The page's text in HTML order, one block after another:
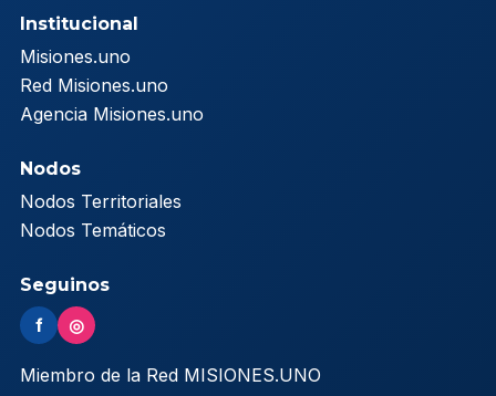
Institucional
Misiones.uno
Red Misiones.uno
Agencia Misiones.uno
Nodos
Nodos Territoriales
Nodos Temáticos
Seguinos
f ◎
Miembro de la Red MISIONES.UNO